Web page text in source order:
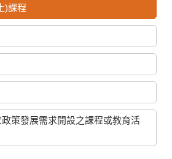
)課程
策發展需求開設之課程或教育活